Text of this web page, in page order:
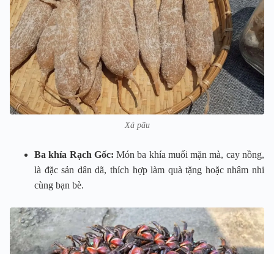
Xá pấu
Ba khía Rạch Gốc: Món ba khía muối mặn mà, cay nồng,
là đặc sản dân dã, thích hợp làm quà tặng hoặc nhâm nhi
cùng bạn bè.